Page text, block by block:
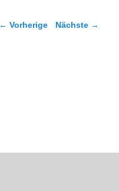
Artikelnavigation
← Vorherige Nächste →